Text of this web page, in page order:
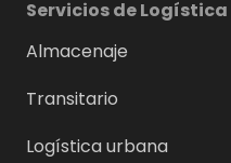
Servicios de Logística
Almacenaje
Transitario
Logística urbana